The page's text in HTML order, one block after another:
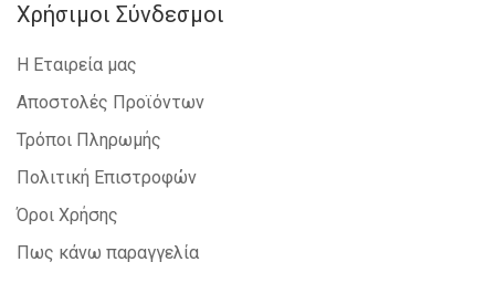
Χρήσιμοι Σύνδεσμοι
Η Εταιρεία μας
Αποστολές Προϊόντων
Τρόποι Πληρωμής
Πολιτική Επιστροφών
Όροι Χρήσης
Πως κάνω παραγγελία